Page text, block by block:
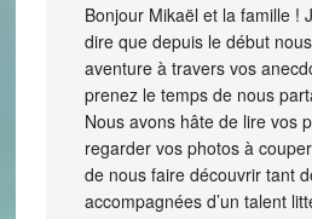
Bonjour Mikaël et la famille !
dire que depuis le début
aventure à travers vos
prenez le temps de nous
Nous avons hâte de lire vos
regarder vos photos à
de nous faire découvrir tant
accompagnées d’un talent